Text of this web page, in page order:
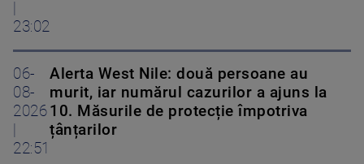
23:02
06-
08-
2026
22:51
Alerta West Nile: două persoane au
murit, iar numărul cazurilor a ajuns la
10. Măsurile de protecție împotriva
țânțarilor